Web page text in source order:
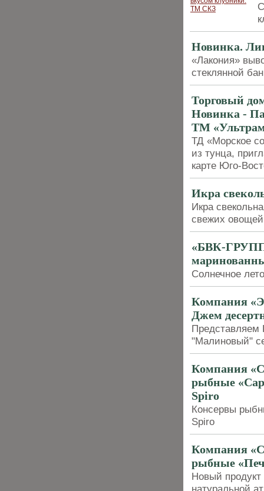
Новинка.
«Лакония»
стеклянной
Торговый
Новинка -
ТМ
ТД «Морское
из тунца,
карте Юго-
Икра
Икра
свежих
«БВК-
Солнечное
Компания
Джем
"Малиновый"
Компания
рыбные
Spiro
Консервы
Spiro
Компания
рыбные
Новый продукт
натуральной